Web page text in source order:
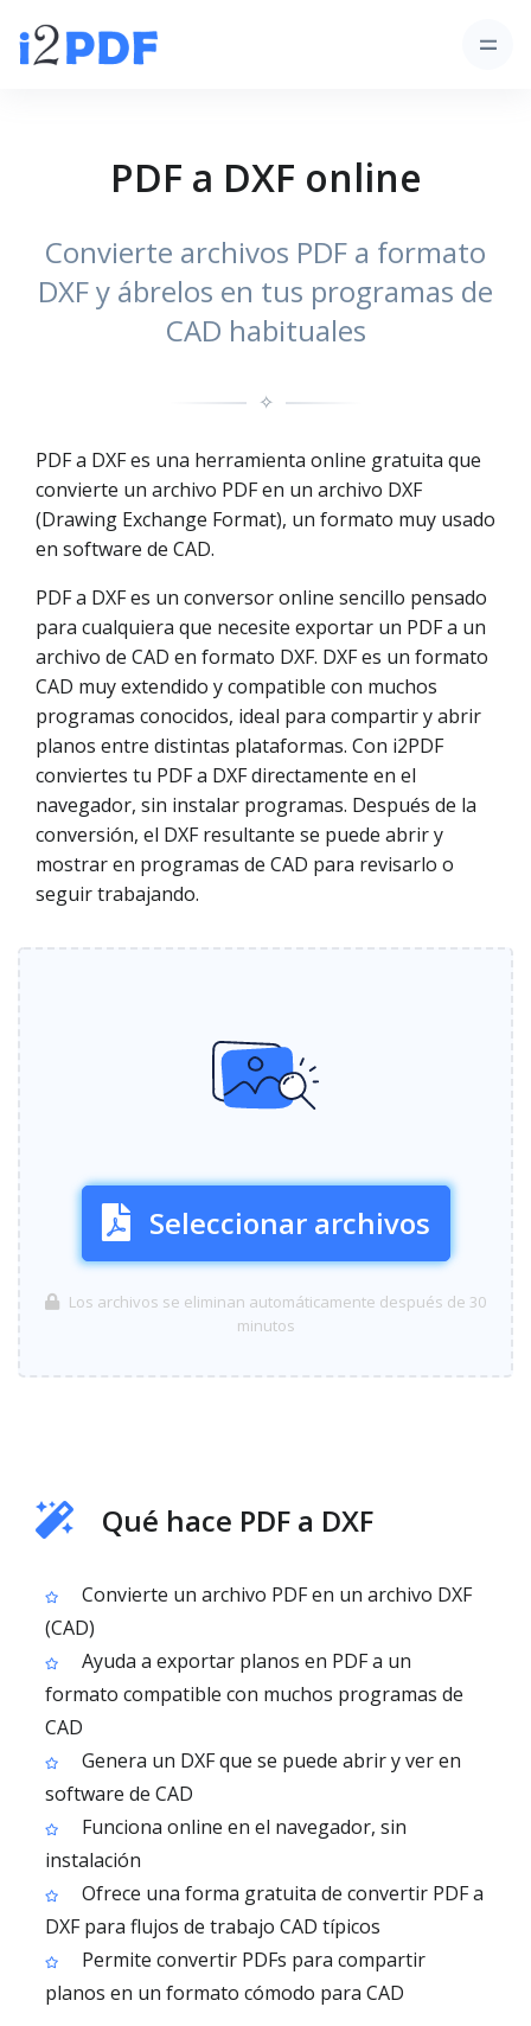
PDF a DXF online
Convierte archivos PDF a formato
DXF y ábrelos en tus programas de
CAD habituales
✧
PDF a DXF es una herramienta online gratuita que
convierte un archivo PDF en un archivo DXF
(Drawing Exchange Format), un formato muy usado
en software de CAD.
PDF a DXF es un conversor online sencillo pensado
para cualquiera que necesite exportar un PDF a un
archivo de CAD en formato DXF. DXF es un formato
CAD muy extendido y compatible con muchos
programas conocidos, ideal para compartir y abrir
planos entre distintas plataformas. Con i2PDF
conviertes tu PDF a DXF directamente en el
navegador, sin instalar programas. Después de la
conversión, el DXF resultante se puede abrir y
mostrar en programas de CAD para revisarlo o
seguir trabajando.
Seleccionar archivos
Los archivos se eliminan automáticamente después de 30
minutos
Qué hace PDF a DXF
Convierte un archivo PDF en un archivo DXF
(CAD)
Ayuda a exportar planos en PDF a un
formato compatible con muchos programas de
CAD
Genera un DXF que se puede abrir y ver en
software de CAD
Funciona online en el navegador, sin
instalación
Ofrece una forma gratuita de convertir PDF a
DXF para flujos de trabajo CAD típicos
Permite convertir PDFs para compartir
planos en un formato cómodo para CAD